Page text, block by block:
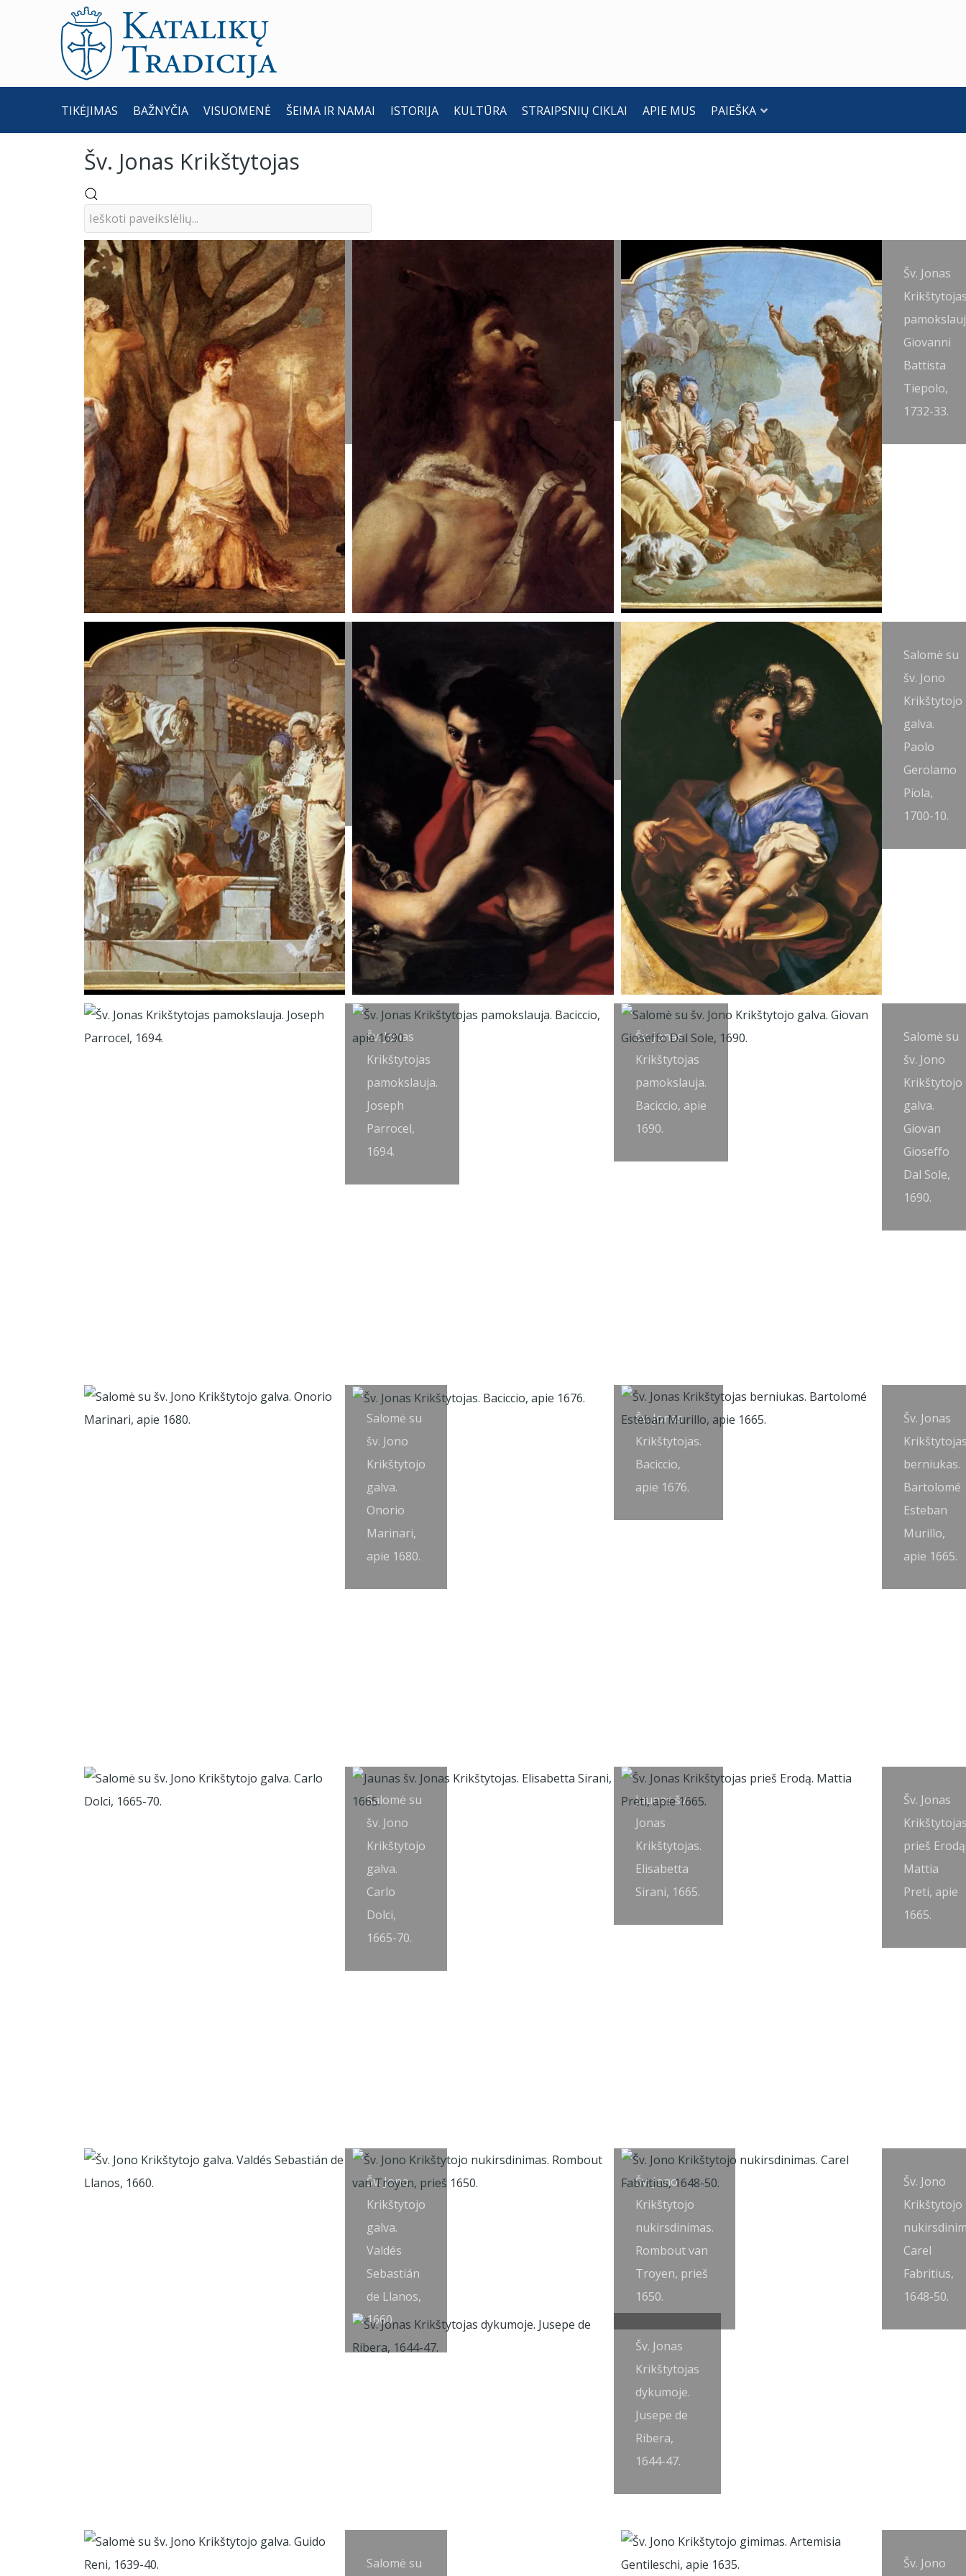
TIKĖJIMAS BAŽNYČIA VISUOMENĖ ŠEIMA IR NAMAI ISTORIJA KULTŪRA STRAIPSNIŲ CIKLAI APIE MUS PAIEŠKA
Šv. Jonas Krikštytojas
Šv. Jono
Šv. Jonas
Krikštytojas.
Giovanni
Battista
Piazzetta,
1740.
Šv. Jonas
Giovanni
Battista
Tiepolo,
1732-33.
Šv. Jono
Krikštytojo
nukirsdinimas.
Giovanni
Šv. Jonas
Krikštytojas.
Salomė su
šv. Jono
Krikštytojo
galva.
Paolo
Gerolamo
Piola,
1700-10.
Šv. Jonas
Krikštytojas
pamokslauja.
Joseph
Parrocel,
1694.
Šv. Jonas
Krikštytojas
pamokslauja.
Baciccio, apie
1690.
Salomė su
šv. Jono
Krikštytojo
galva.
Giovan
Gioseffo
Dal Sole,
1690.
Salomė su
šv. Jono
Krikštytojo
galva.
Onorio
Marinari,
apie 1680.
Šv. Jonas
Krikštytojas.
Baciccio,
apie 1676.
Šv. Jonas
berniukas.
Bartolomé
Esteban
Murillo,
apie 1665.
Salomė su
šv. Jono
Krikštytojo
galva.
Carlo
Dolci,
1665-70.
Jaunas šv.
Jonas
Krikštytojas.
Elisabetta
Sirani, 1665.
Šv. Jonas
prieš
Mattia
Preti, apie
1665.
Šv. Jono
Krikštytojo
galva.
Valdés
Sebastián
de Llanos,
1660.
Šv. Jono
Krikštytojo
nukirsdinimas.
Rombout van
Troyen, prieš
1650.
Šv. Jono
Krikštytojo
Carel
Fabritius,
1648-50.
Šv. Jonas
Krikštytojas
dykumoje.
Jusepe de
Ribera,
1644-47.
Salomė su Šv. Jono